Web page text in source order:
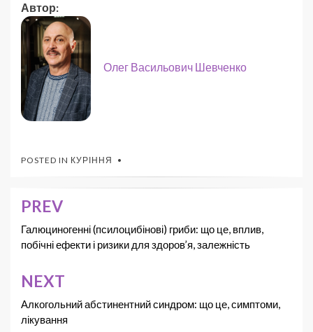
Автор:
Олег Васильович Шевченко
POSTED IN КУРІННЯ
PREV
Галюциногенні (псилоцибінові) гриби: що це, вплив,
побічні ефекти і ризики для здоров’я, залежність
NEXT
Алкогольний абстинентний синдром: що це, симптоми,
лікування